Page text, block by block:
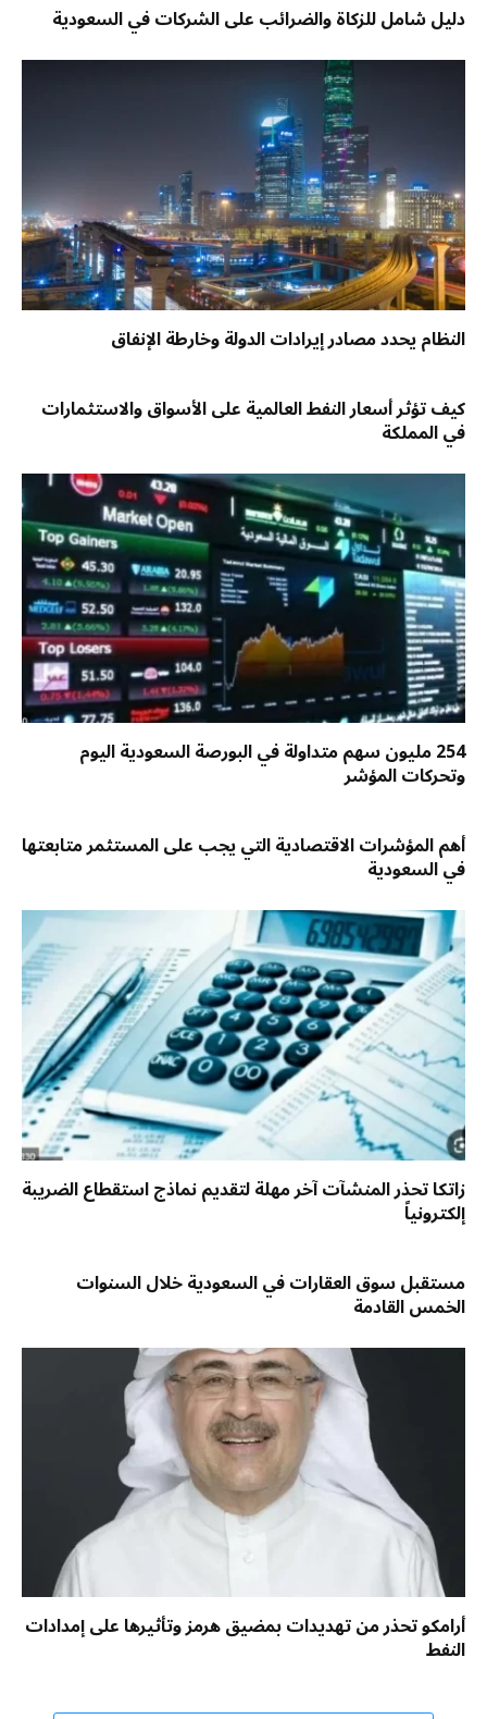
دليل شامل للزكاة والضرائب على الشركات في السعودية
النظام يحدد مصادر إيرادات الدولة وخارطة الإنفاق
كيف تؤثر أسعار النفط العالمية على الأسواق والاستثمارات
في المملكة
254 مليون سهم متداولة في البورصة السعودية اليوم
وتحركات المؤشر
أهم المؤشرات الاقتصادية التي يجب على المستثمر متابعتها
في السعودية
زاتكا تحذر المنشآت آخر مهلة لتقديم نماذج استقطاع الضريبة
إلكترونياً
مستقبل سوق العقارات في السعودية خلال السنوات
الخمس القادمة
أرامكو تحذر من تهديدات بمضيق هرمز وتأثيرها على إمدادات
النفط